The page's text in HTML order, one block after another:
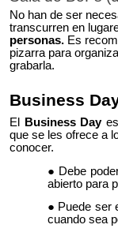
No han de ser
transcurren en
personas. Es
pizarra para
grabarla.
Business
El Business Dayes
que se les ofrece a
conocer.
Debe
abierto para
Puede ser
cuando sea